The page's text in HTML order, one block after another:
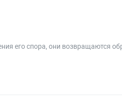
его спора, они возвращаются